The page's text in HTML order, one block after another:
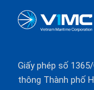
Giấy phép số
thông Thành phố